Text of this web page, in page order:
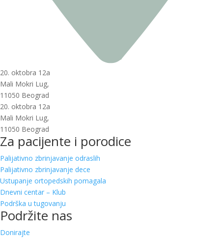
20. oktobra 12a
Mali Mokri Lug,
11050 Beograd
20. oktobra 12a
Mali Mokri Lug,
11050 Beograd
Za pacijente i porodice
Palijativno zbrinjavanje odraslih
Palijativno zbrinjavanje dece
Ustupanje ortopedskih pomagala
Dnevni centar – Klub
Podrška u tugovanju
Podržite nas
Donirajte